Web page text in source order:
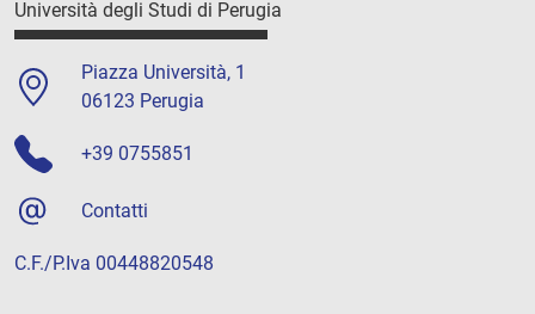
Università degli Studi di Perugia
Piazza Università, 1
06123 Perugia
+39 0755851
Contatti
C.F./P.Iva 00448820548